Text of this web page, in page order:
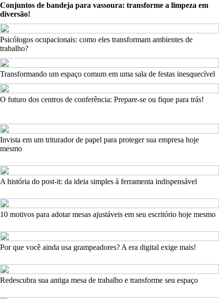
Conjuntos de bandeja para vassoura: transforme a limpeza em
diversão!
Psicólogos ocupacionais: como eles transformam ambientes de
trabalho?
Transformando um espaço comum em uma sala de festas inesquecível
O futuro dos centros de conferência: Prepare-se ou fique para trás!
Invista em um triturador de papel para proteger sua empresa hoje
mesmo
A história do post-it: da ideia simples à ferramenta indispensável
10 motivos para adotar mesas ajustáveis em seu escritório hoje mesmo
Por que você ainda usa grampeadores? A era digital exige mais!
Redescubra sua antiga mesa de trabalho e transforme seu espaço